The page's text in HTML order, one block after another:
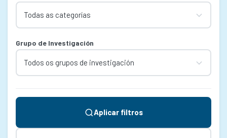
Grupo de Investigación
Aplicar filtros